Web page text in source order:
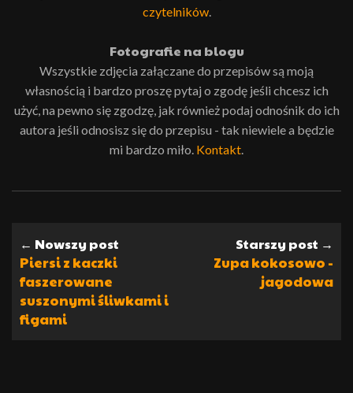
czytelników.
Fotografie na blogu
Wszystkie zdjęcia załączane do przepisów są moją
własnością i bardzo proszę pytaj o zgodę jeśli chcesz ich
użyć, na pewno się zgodzę, jak również podaj odnośnik do ich
autora jeśli odnosisz się do przepisu - tak niewiele a będzie
mi bardzo miło. Kontakt.
← Nowszy post
Piersi z kaczki
faszerowane
suszonymi śliwkami i
figami
Starszy post →
Zupa kokosowo -
jagodowa